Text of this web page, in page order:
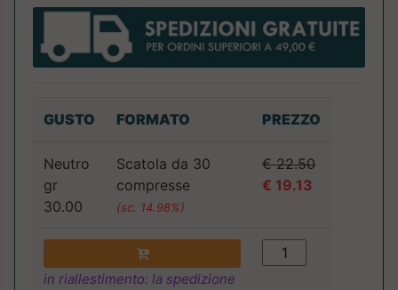
GUSTO FORMATO PREZZO
Neutro
gr
30.00
Scatola da 30
compresse
(sc. 14.98%)
€ 22.50
€ 19.13
in riallestimento: la spedizione